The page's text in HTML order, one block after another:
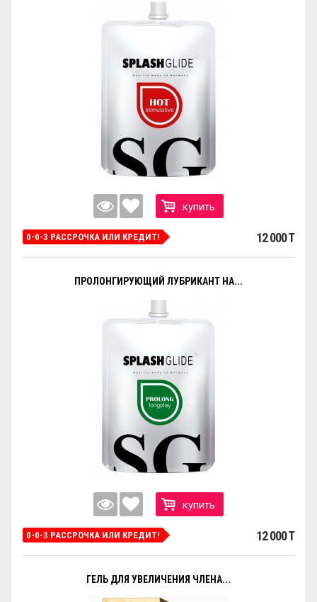
купить
0-0-3 РАССРОЧКА ИЛИ КРЕДИТ! 12 000 T
ПРОЛОНГИРУЮЩИЙ ЛУБРИКАНТ НА...
купить
0-0-3 РАССРОЧКА ИЛИ КРЕДИТ! 12 000 T
ГЕЛЬ ДЛЯ УВЕЛИЧЕНИЯ ЧЛЕНА...